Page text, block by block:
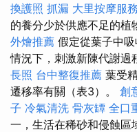
換護照 抓漏 大里按摩服
的養分少於供應不足的植
外燴推薦 假定從葉子中
情況下，刺激新陳代謝過
長照 台中整復推薦 葉受
遷移率有關（表3）。 創
子 冷氣清洗 骨灰罈 全口
一，生活在稀砂和侵蝕區